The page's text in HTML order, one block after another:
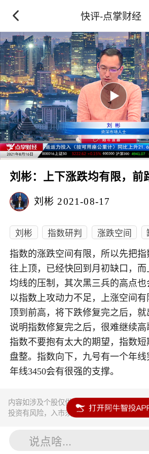
快评-点掌财经
刘彬：上下涨跌均有限，前
刘彬 2021-08-17
刘彬 指数研判 涨跌空间
指数的涨跌空间有限，所以先把
往上顶，已经快回到月初缺口，而
均线的压制，其次黑三兵的高点
以指数上攻动力不足，上涨空间
顶到前高，将下跌修复完之后，就
说明指数修复完之后，很难继续
指数不要抱有太大的期望，指数短
盘整。指数向下，九号有一个年
年线3450会有很强的支撑。
内容如涉及个股仅供参考，不构成任何投资
投资有风险，入市须谨慎。
说点啥...